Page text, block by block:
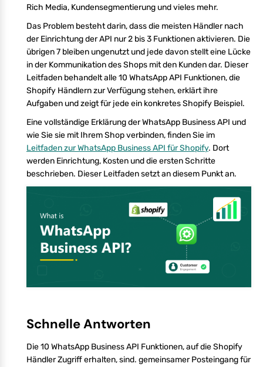
Rich Media, Kundensegmentierung und vieles mehr.
Das Problem besteht darin, dass die meisten Händler nach
der Einrichtung der API nur 2 bis 3 Funktionen aktivieren. Die
übrigen 7 bleiben ungenutzt und jede davon stellt eine Lücke
in der Kommunikation des Shops mit den Kunden dar. Dieser
Leitfaden behandelt alle 10 WhatsApp API Funktionen, die
Shopify Händlern zur Verfügung stehen, erklärt ihre
Aufgaben und zeigt für jede ein konkretes Shopify Beispiel.
Eine vollständige Erklärung der WhatsApp Business API und
wie Sie sie mit Ihrem Shop verbinden, finden Sie im
Leitfaden zur WhatsApp Business API für Shopify. Dort
werden Einrichtung, Kosten und die ersten Schritte
beschrieben. Dieser Leitfaden setzt an diesem Punkt an.
Schnelle Antworten
Die 10 WhatsApp Business API Funktionen, auf die Shopify
Händler Zugriff erhalten, sind. gemeinsamer Posteingang für